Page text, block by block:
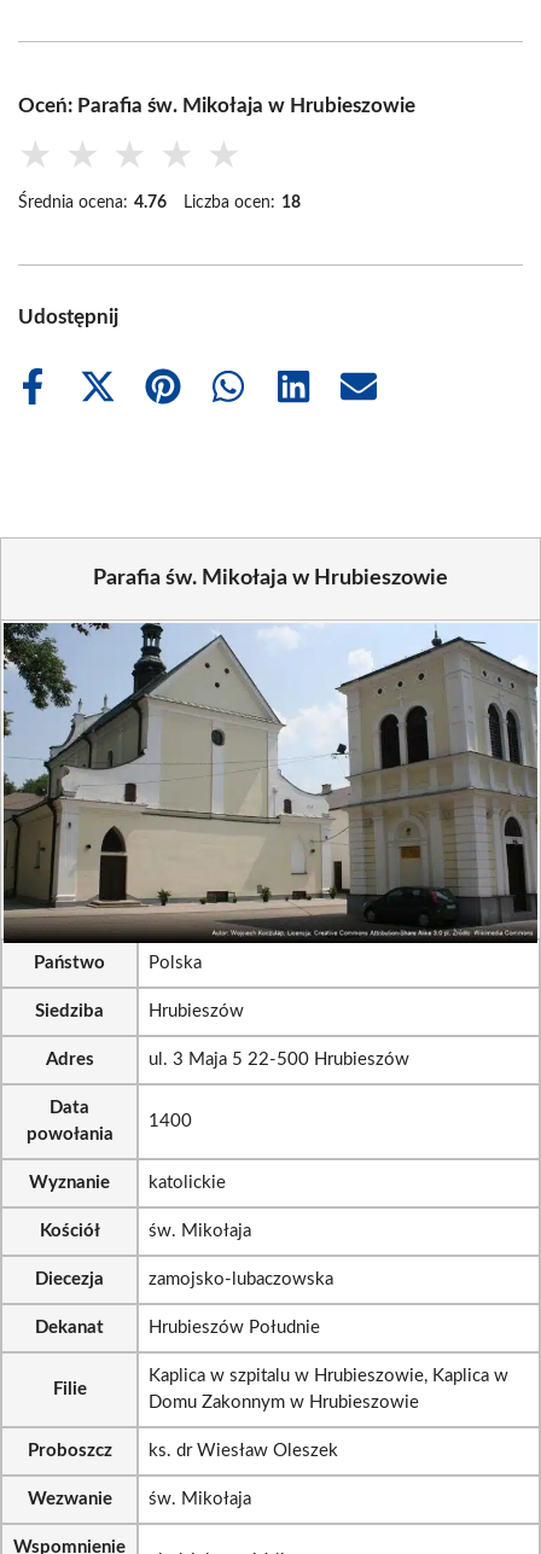
Oceń: Parafia św. Mikołaja w Hrubieszowie
★ ★ ★ ★ ★
Średnia ocena: 4.76 Liczba ocen: 18
Udostępnij
Share
Share
Share
Share
Share
Share
Parafia św. Mikołaja w Hrubieszowie
Państwo Polska
Siedziba Hrubieszów
Adres ul. 3 Maja 5 22-500 Hrubieszów
Data
powołania
1400
Wyznanie katolickie
Kościół św. Mikołaja
Diecezja zamojsko-lubaczowska
Dekanat Hrubieszów Południe
Filie
Kaplica w szpitalu w Hrubieszowie, Kaplica w
Domu Zakonnym w Hrubieszowie
Proboszcz ks. dr Wiesław Oleszek
Wezwanie św. Mikołaja
Wspomnienie